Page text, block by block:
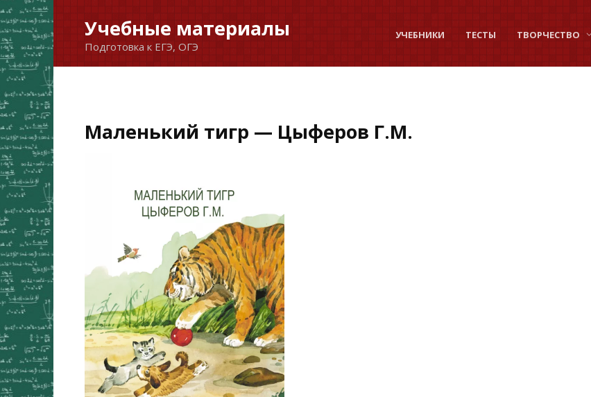
Перейти
к
содержанию
Учебные материалы
Подготовка к ЕГЭ, ОГЭ
УЧЕБНИКИ ТЕСТЫ ТВОРЧЕСТВО
Маленький тигр — Цыферов Г.М.